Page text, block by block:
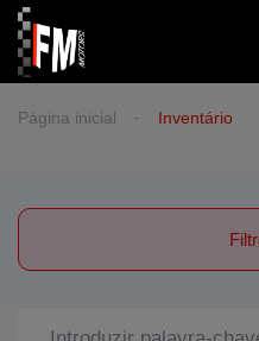
Página inicial Inventário